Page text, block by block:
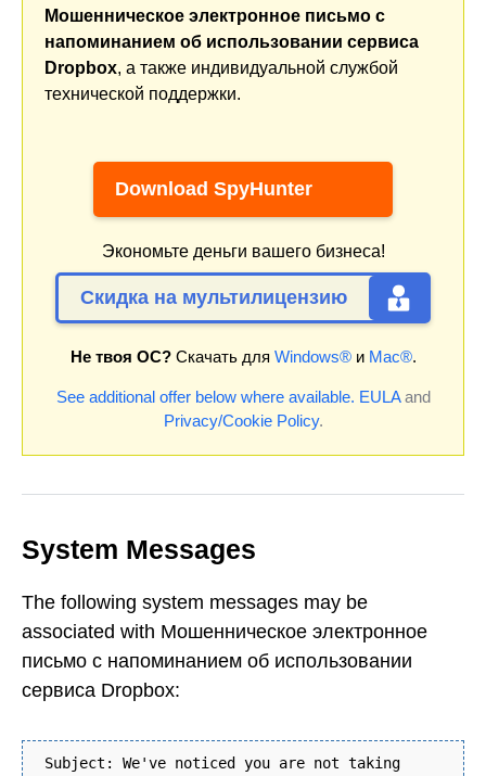
Мошенническое электронное письмо с
напоминанием об использовании сервиса
Dropbox, а также индивидуальной службой
технической поддержки.
Download SpyHunter
Экономьте деньги вашего бизнеса!
Скидка на мультилицензию
Не твоя ОС?Скачать для Windows®и Mac®.
See additional offer below where available. EULAand
Privacy/Cookie Policy.
System Messages
The following system messages may be
associated with Мошенническое электронное
письмо с напоминанием об использовании
сервиса Dropbox:
Subject: We've noticed you are not taking